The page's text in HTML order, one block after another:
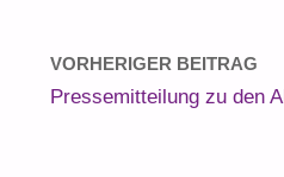
VORHERIGER BEITRAG
Pressemitteilung zu den